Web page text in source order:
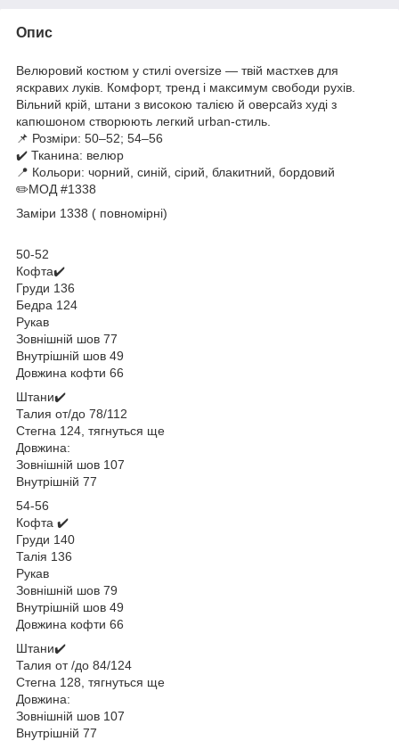
Опис
Велюровий костюм у стилі oversize — твій мастхев для
яскравих луків. Комфорт, тренд і максимум свободи рухів.
Вільний крій, штани з високою талією й оверсайз худі з
капюшоном створюють легкий urban-стиль.
📌 Розміри: 50–52; 54–56
✔️ Тканина: велюр
📍 Кольори: чорний, синій, сірий, блакитний, бордовий
✏️МОД #1338
Заміри 1338 ( повномірні)
50-52
Кофта✔️
Груди 136
Бедра 124
Рукав
Зовнішній шов 77
Внутрішній шов 49
Довжина кофти 66
Штани✔️
Талия от/до 78/112
Стегна 124, тягнуться ще
Довжина:
Зовнішній шов 107
Внутрішній 77
54-56
Кофта ✔️
Груди 140
Талія 136
Рукав
Зовнішній шов 79
Внутрішній шов 49
Довжина кофти 66
Штани✔️
Талия от /до 84/124
Стегна 128, тягнуться ще
Довжина:
Зовнішній шов 107
Внутрішній 77